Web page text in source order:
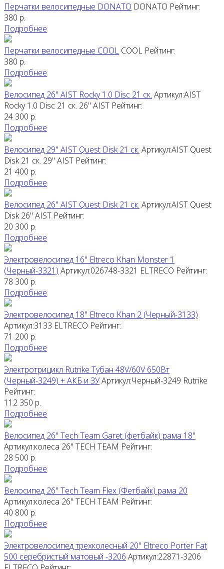
Перчатки велосипедные DONATO DONATO Рейтинг:
380 р.
Подробнее
Перчатки велосипедные COOL COOL Рейтинг:
380 р.
Подробнее
Велосипед 26" AIST Rocky 1.0 Disc 21 ск. Артикул:AIST
Rocky 1.0 Disc 21 ск. 26" AIST Рейтинг:
24 300 р.
Подробнее
Велосипед 29" AIST Quest Disk 21 ск. Артикул:AIST Quest
Disk 21 ск. 29" AIST Рейтинг:
21 400 р.
Подробнее
Велосипед 26" AIST Quest Disk 21 ск. Артикул:AIST Quest
Disk 26" AIST Рейтинг:
20 300 р.
Подробнее
Электровелосипед 16" Eltreco Khan Monster 1
(Черный-3321) Артикул:026748-3321 ELTRECO Рейтинг:
78 300 р.
Подробнее
Электровелосипед 18" Eltreco Khan 2 (Черный-3133)
Артикул:3133 ELTRECO Рейтинг:
71 200 р.
Подробнее
Электротрицикл Rutrike Тубан 48V/60V 650Вт
(Черный-3249) + АКБ и ЗУАртикул:Черный-3249 Rutrike
Рейтинг:
112 350 р.
Подробнее
Велосипед 26" Tech Team Garet (фетбайк) рама 18"
Артикул:колеса 26" TECH TEAM Рейтинг:
28 500 р.
Подробнее
Велосипед 26" Tech Team Flex (Фетбайк) рама 20
Артикул:колеса 26" TECH TEAM Рейтинг:
40 800 р.
Подробнее
Электровелосипед трехколесный 20" Eltreco Porter Fat
500 серебристый матовый -3206 Артикул:22871-3206